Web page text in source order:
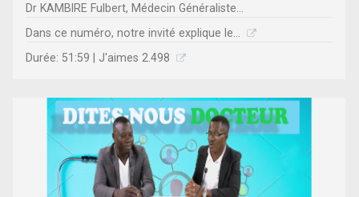
Dr KAMBIRE Fulbert, Médecin Généraliste...
Dans ce numéro, notre invité explique le...
Durée: 51:59 | J'aimes 2.498